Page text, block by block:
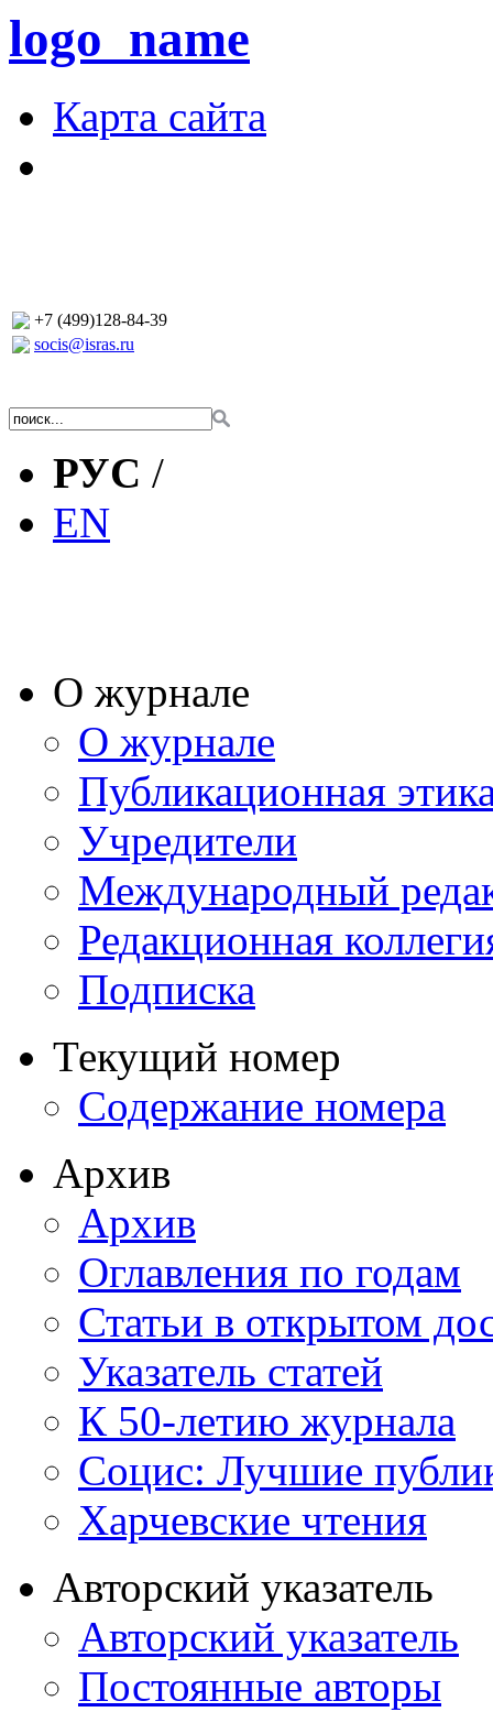
logo_name
Карта сайта
+7 (499)128-84-39
socis@isras.ru
РУС /
EN
О журнале
О журнале
Публикационная
Учредители
Международный
Редакционная
Подписка
Текущий номер
Содержание номера
Архив
Архив
Оглавления по годам
Статьи в открытом
Указатель статей
К 50-летию журнала
Социс: Лучшие
Харчевские чтения
Авторский указатель
Авторский указатель
Постоянные авторы